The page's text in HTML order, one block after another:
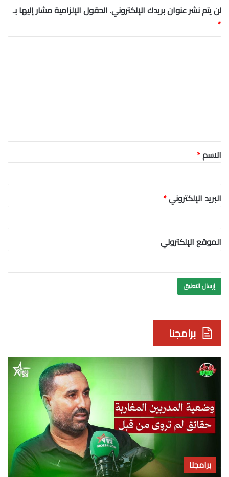
لن يتم نشر عنوان بريدك الإلكتروني.الحقول الإلزامية مشار إليها بـ
*
*
الاسم*
البريد الإلكتروني*
الموقع الإلكتروني
برامجنا
برامجنا